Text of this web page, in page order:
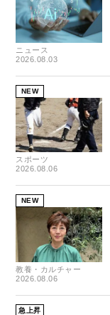
ニュース
2026.08.03
NEW
スポーツ
2026.08.06
NEW
教養・カルチャー
2026.08.06
急上昇